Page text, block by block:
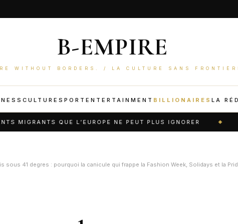
B-EMPIRE
WITHOUT BORDERS. / LA CULTURE SANS
CULTURE SPORT ENTERTAINMENT BILLIONAIRES LA
QUE L’EUROPE NE PEUT PLUS IGNORER
sous 41 degres : pourquoi la canicule qui frappe la Fashion Week, Solidays et la